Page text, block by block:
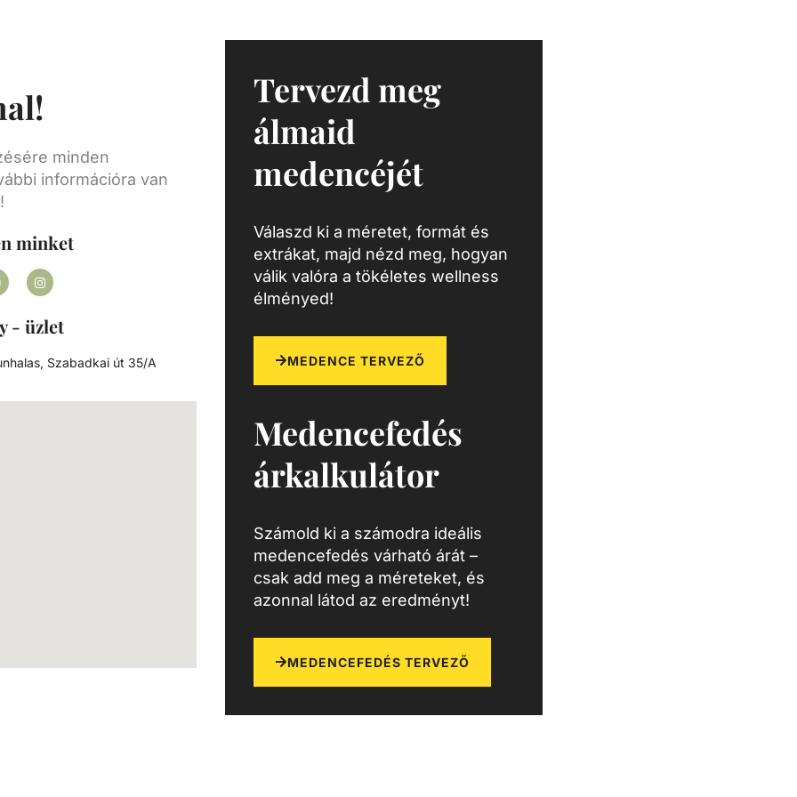
és
minden
információra van
minket
- üzlet
Szabadkai út 35/A
Tervezd meg
álmaid
medencéjét
Válaszd ki a méretet, formát és
extrákat, majd nézd meg, hogyan
válik valóra a tökéletes wellness
élményed!
MEDENCE TERVEZŐ
Medencefedés
árkalkulátor
Számold ki a számodra ideális
medencefedés várható árát –
csak add meg a méreteket, és
azonnal látod az eredményt!
MEDENCEFEDÉS TERVEZŐ